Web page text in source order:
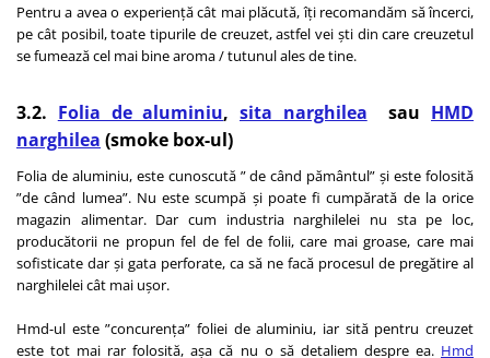
Pentru a avea o experiență cât mai plăcută, îți recomandăm să încerci,
pe cât posibil, toate tipurile de creuzet, astfel vei ști din care creuzetul
se fumează cel mai bine aroma / tutunul ales de tine.
3.2. Folia de aluminiu, sita narghilea sau HMD
narghilea (smoke box-ul)
Folia de aluminiu, este cunoscută ” de când pământul” și este folosită
”de când lumea”. Nu este scumpă și poate fi cumpărată de la orice
magazin alimentar. Dar cum industria narghilelei nu sta pe loc,
producătorii ne propun fel de fel de folii, care mai groase, care mai
sofisticate dar și gata perforate, ca să ne facă procesul de pregătire al
narghilelei cât mai ușor.
Hmd-ul este ”concurența” foliei de aluminiu, iar sită pentru creuzet
este tot mai rar folosită, așa că nu o să detaliem despre ea. Hmd